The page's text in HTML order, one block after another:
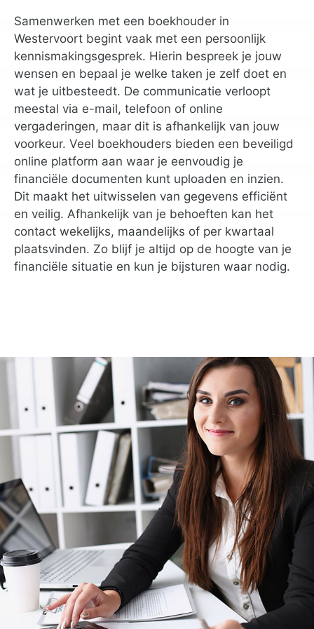
Samenwerken met een boekhouder in
Westervoort begint vaak met een persoonlijk
kennismakingsgesprek. Hierin bespreek je jouw
wensen en bepaal je welke taken je zelf doet en
wat je uitbesteedt. De communicatie verloopt
meestal via e-mail, telefoon of online
vergaderingen, maar dit is afhankelijk van jouw
voorkeur. Veel boekhouders bieden een beveiligd
online platform aan waar je eenvoudig je
financiële documenten kunt uploaden en inzien.
Dit maakt het uitwisselen van gegevens efficiënt
en veilig. Afhankelijk van je behoeften kan het
contact wekelijks, maandelijks of per kwartaal
plaatsvinden. Zo blijf je altijd op de hoogte van je
financiële situatie en kun je bijsturen waar nodig.